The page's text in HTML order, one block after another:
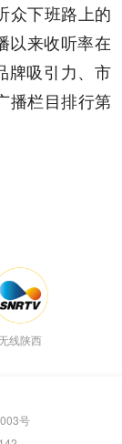
众下班路上的
以来收听率在
牌吸引力、市
播栏目排行第
线陕西
号